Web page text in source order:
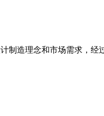
制造理念和市场需求，经